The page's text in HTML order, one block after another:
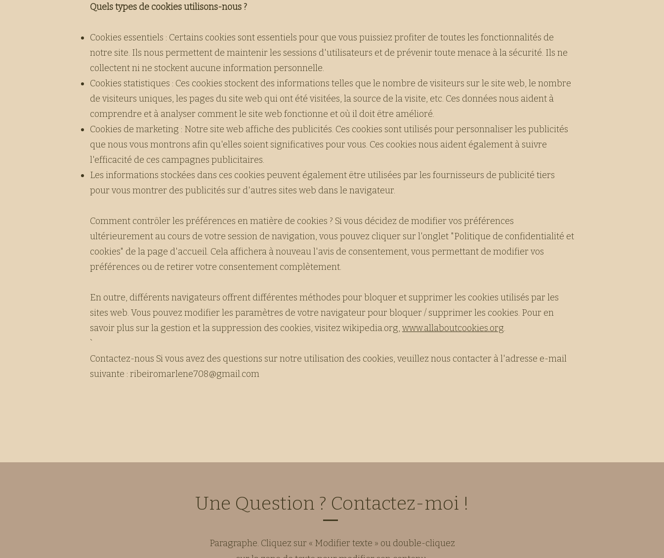
Quels types de cookies utilisons-nous ?
Cookies essentiels : Certains cookies sont essentiels pour que vous puissiez profiter de toutes les fonctionnalités de
notre site. Ils nous permettent de maintenir les sessions d'utilisateurs et de prévenir toute menace à la sécurité. Ils ne
collectent ni ne stockent aucune information personnelle.
Cookies statistiques : Ces cookies stockent des informations telles que le nombre de visiteurs sur le site web, le nombre
de visiteurs uniques, les pages du site web qui ont été visitées, la source de la visite, etc. Ces données nous aident à
comprendre et à analyser comment le site web fonctionne et où il doit être amélioré.
Cookies de marketing : Notre site web affiche des publicités. Ces cookies sont utilisés pour personnaliser les publicités
que nous vous montrons afin qu'elles soient significatives pour vous. Ces cookies nous aident également à suivre
l'efficacité de ces campagnes publicitaires.
Les informations stockées dans ces cookies peuvent également être utilisées par les fournisseurs de publicité tiers
pour vous montrer des publicités sur d'autres sites web dans le navigateur.
Comment contrôler les préférences en matière de cookies ? Si vous décidez de modifier vos préférences
ultérieurement au cours de votre session de navigation, vous pouvez cliquer sur l'onglet "Politique de confidentialité et
cookies" de la page d'accueil. Cela affichera à nouveau l'avis de consentement, vous permettant de modifier vos
préférences ou de retirer votre consentement complètement.
En outre, différents navigateurs offrent différentes méthodes pour bloquer et supprimer les cookies utilisés par les
sites web. Vous pouvez modifier les paramètres de votre navigateur pour bloquer / supprimer les cookies. Pour en
savoir plus sur la gestion et la suppression des cookies, visitez wikipedia.org, www.allaboutcookies.org.
`
Contactez-nous Si vous avez des questions sur notre utilisation des cookies, veuillez nous contacter à l'adresse e-mail
suivante : ribeiromarlene708@gmail.com
Une Question ? Contactez-moi !
Paragraphe. Cliquez sur « Modifier texte » ou double-cliquez